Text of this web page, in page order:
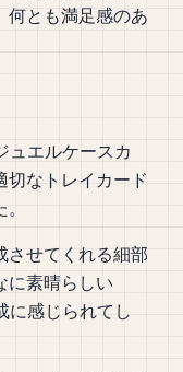
何とも満足感のあ
ュエルケースカ
切なトレイカード
させてくれる細部
に素晴らしい
に感じられてし